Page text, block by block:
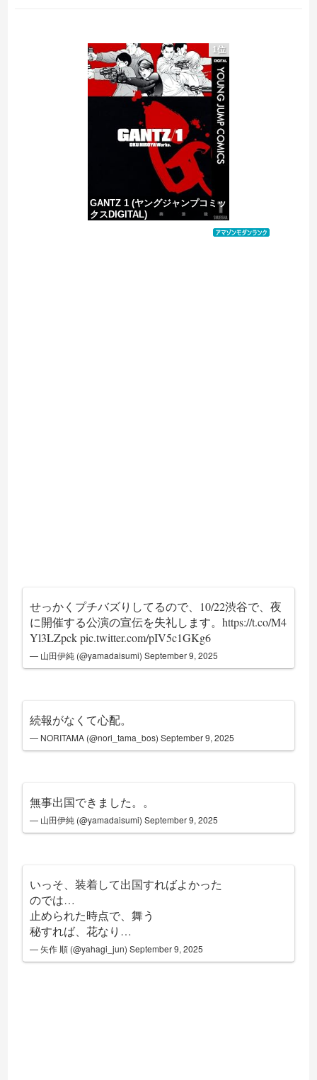
【悲報】共同通信「高市総理、避難所3分間の被災地熊本視察動画に批判！」 → 内閣報道官「避難所視察は51分間！大変な状況の中で、1時間近く受け入...
【予算100万】市長「特定外来生物クビアカは気持ち悪い虫だしそんな需要ないと思う」1匹300円相当の報奨金→初日に42万取られ焦り
【移民政策反対】イオンの売り場で唐揚げを食う中国人の子供
1位
GANTZ 1 (ヤングジャンプコミッ
クスDIGITAL)
価格：¥100
せっかくプチバズりしてるので、10/22渋谷で、夜
に開催する公演の宣伝を失礼します。https://t.co/M4
Yl3LZpck pic.twitter.com/pIV5c1GKg6
— 山田伊純 (@yamadaisumi)September 9, 2025
続報がなくて心配。
— NORITAMA (@nori_tama_bos)September 9, 2025
無事出国できました。。
— 山田伊純 (@yamadaisumi)September 9, 2025
いっそ、装着して出国すればよかった
のでは…
止められた時点で、舞う
秘すれば、花なり…
— 矢作 順 (@yahagi_jun)September 9, 2025